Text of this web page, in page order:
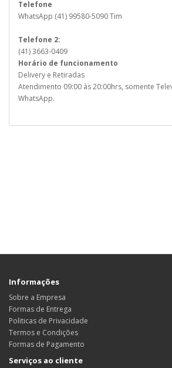
Telefone
WhatsApp (41) 99580-5090 Tim
Telefone 2:
(41) 3663-0409
Horário de funcionamento
Delivery e Retiradas
Atendimento 09:00 às 20:00hrs, somente
WhatsApp.
Informações
Sobre a Empresa
Formas de Entrega
Politicas de Privacidade
Termos e Condições
Formas de Pagamento
Serviços ao cliente